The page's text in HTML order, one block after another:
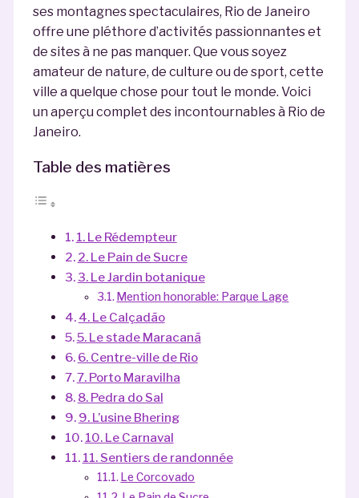
ses montagnes spectaculaires, Rio de Janeiro
offre une pléthore d’activités passionnantes et
de sites à ne pas manquer. Que vous soyez
amateur de nature, de culture ou de sport, cette
ville a quelque chose pour tout le monde. Voici
un aperçu complet des incontournables à Rio de
Janeiro.
Table des matières
1. Le Rédempteur
2. Le Pain de Sucre
3. Le Jardin botanique
Mention honorable: Parque Lage
4. Le Calçadão
5. Le stade Maracanã
6. Centre-ville de Rio
7. Porto Maravilha
8. Pedra do Sal
9. L’usine Bhering
10. Le Carnaval
11. Sentiers de randonnée
Le Corcovado